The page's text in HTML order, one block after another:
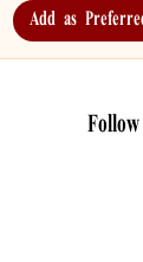
Add as